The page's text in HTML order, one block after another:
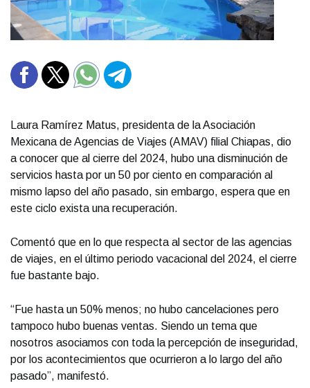
Laura Ramírez Matus, presidenta de la Asociación
Mexicana de Agencias de Viajes (AMAV) filial Chiapas, dio
a conocer que al cierre del 2024, hubo una disminución de
servicios hasta por un 50 por ciento en comparación al
mismo lapso del año pasado, sin embargo, espera que en
este ciclo exista una recuperación.
Comentó que en lo que respecta al sector de las agencias
de viajes, en el último periodo vacacional del 2024, el cierre
fue bastante bajo.
“Fue hasta un 50% menos; no hubo cancelaciones pero
tampoco hubo buenas ventas. Siendo un tema que
nosotros asociamos con toda la percepción de inseguridad,
por los acontecimientos que ocurrieron a lo largo del año
pasado”, manifestó.